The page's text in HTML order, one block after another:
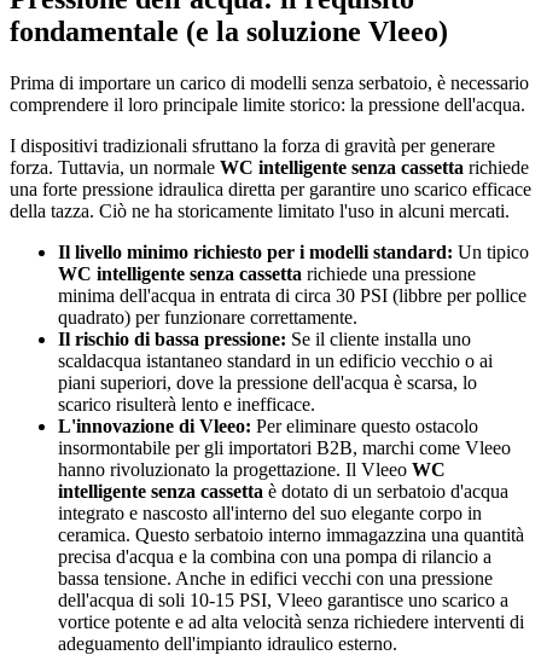
fondamentale (e la soluzione Vleeo)
Prima di importare un carico di modelli senza serbatoio, è necessario
comprendere il loro principale limite storico: la pressione dell'acqua.
I dispositivi tradizionali sfruttano la forza di gravità per generare
forza. Tuttavia, un normale WC intelligente senza cassetta richiede
una forte pressione idraulica diretta per garantire uno scarico efficace
della tazza. Ciò ne ha storicamente limitato l'uso in alcuni mercati.
Il livello minimo richiesto per i modelli standard: Un tipico
WC intelligente senza cassetta richiede una pressione
minima dell'acqua in entrata di circa 30 PSI (libbre per pollice
quadrato) per funzionare correttamente.
Il rischio di bassa pressione: Se il cliente installa uno
scaldacqua istantaneo standard in un edificio vecchio o ai
piani superiori, dove la pressione dell'acqua è scarsa, lo
scarico risulterà lento e inefficace.
L'innovazione di Vleeo: Per eliminare questo ostacolo
insormontabile per gli importatori B2B, marchi come Vleeo
hanno rivoluzionato la progettazione. Il Vleeo WC
intelligente senza cassetta è dotato di un serbatoio d'acqua
integrato e nascosto all'interno del suo elegante corpo in
ceramica. Questo serbatoio interno immagazzina una quantità
precisa d'acqua e la combina con una pompa di rilancio a
bassa tensione. Anche in edifici vecchi con una pressione
dell'acqua di soli 10-15 PSI, Vleeo garantisce uno scarico a
vortice potente e ad alta velocità senza richiedere interventi di
adeguamento dell'impianto idraulico esterno.